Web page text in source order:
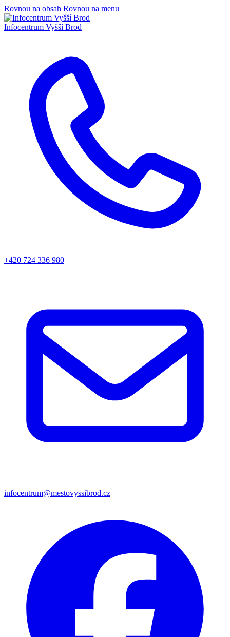
Rovnou na obsah Rovnou na menu
Infocentrum Vyšší Brod
+420 724 336 980
infocentrum@mestovyssibrod.cz